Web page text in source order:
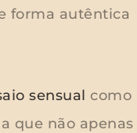
forma autêntica
sensual como
que não apenas